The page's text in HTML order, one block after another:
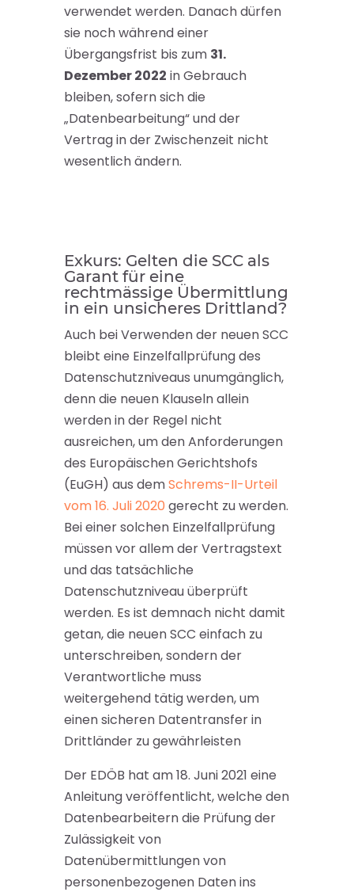
verwendet werden. Danach dürfen
sie noch während einer
Übergangsfrist bis zum 31.
Dezember 2022 in Gebrauch
bleiben, sofern sich die
„Datenbearbeitung“ und der
Vertrag in der Zwischenzeit nicht
wesentlich ändern.
Exkurs: Gelten die SCC als
Garant für eine
rechtmässige Übermittlung
in ein unsicheres Drittland?
Auch bei Verwenden der neuen SCC
bleibt eine Einzelfallprüfung des
Datenschutzniveaus unumgänglich,
denn die neuen Klauseln allein
werden in der Regel nicht
ausreichen, um den Anforderungen
des Europäischen Gerichtshofs
(EuGH) aus demSchrems-II-Urteil
vom 16. Juli 2020 gerecht zu werden.
Bei einer solchen Einzelfallprüfung
müssen vor allem der Vertragstext
und das tatsächliche
Datenschutzniveau überprüft
werden. Es ist demnach nicht damit
getan, die neuen SCC einfach zu
unterschreiben, sondern der
Verantwortliche muss
weitergehend tätig werden, um
einen sicheren Datentransfer in
Drittländer zu gewährleisten
Der EDÖB hat am 18. Juni 2021 eine
Anleitung veröffentlicht, welche den
Datenbearbeitern die Prüfung der
Zulässigkeit von
Datenübermittlungen von
personenbezogenen Daten ins